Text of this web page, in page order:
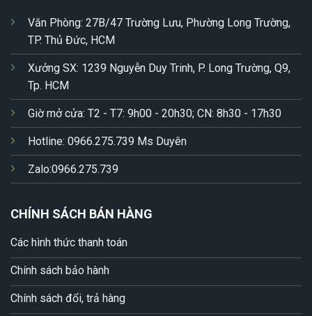
Văn Phòng: 27B/47 Trường Lưu, Phường Long Trường,
TP. Thủ Đức, HCM
Xưởng SX: 1239 Nguyễn Duy Trinh, P. Long Trường, Q9,
Tp. HCM
Giờ mở cửa: T2 - T7: 9h00 - 20h30; CN: 8h30 - 17h30
Hotline: 0966.275.739 Ms Duyên
Zalo:0966.275.739
CHÍNH SÁCH BÁN HÀNG
Các hình thức thanh toán
Chính sách bảo hành
Chính sách đổi, trả hàng